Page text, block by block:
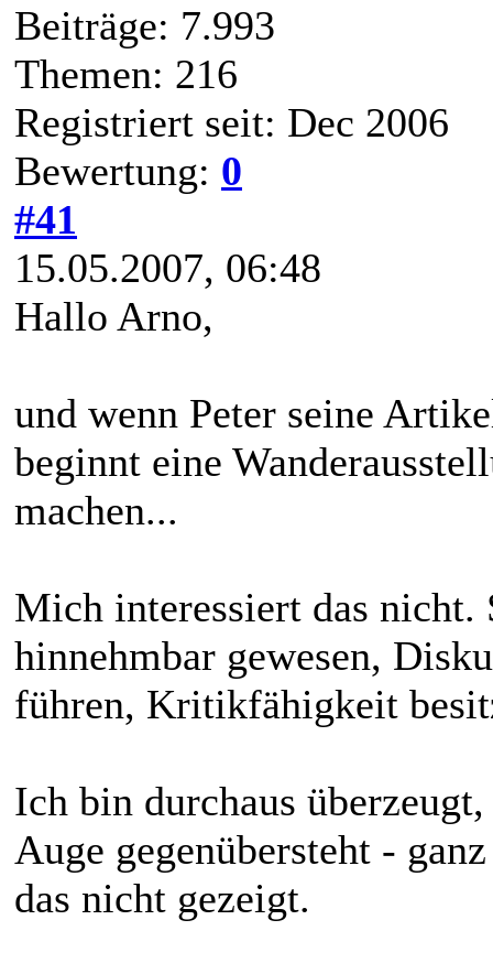
Beiträge: 7.993
Themen: 216
Registriert seit: Dec 2006
Bewertung: 0
#41
15.05.2007, 06:48
Hallo Arno,
und wenn Peter seine
beginnt eine
machen...
Mich interessiert das nicht.
hinnehmbar gewesen,
führen, Kritikfähigkeit
Ich bin durchaus
Auge gegenübersteht -
das nicht gezeigt.